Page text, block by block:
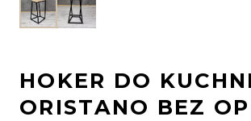
HOKER DO KUCHNI
ORISTANO BEZ